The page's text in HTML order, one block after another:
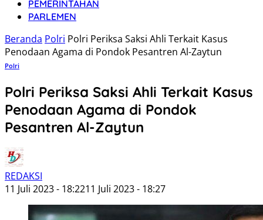
PEMERINTAHAN
PARLEMEN
Beranda Polri Polri Periksa Saksi Ahli Terkait Kasus
Penodaan Agama di Pondok Pesantren Al-Zaytun
Polri
Polri Periksa Saksi Ahli Terkait Kasus
Penodaan Agama di Pondok
Pesantren Al-Zaytun
REDAKSI
11 Juli 2023 - 18:2211 Juli 2023 - 18:27